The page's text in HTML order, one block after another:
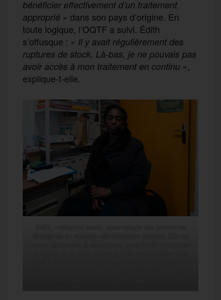
bénéficier effectivement d’un traitement
approprié » dans son pays d’origine. En
toute logique, l’OQTF a suivi. Édith
s’offusque : « Il y avait régulièrement des
ruptures de stock. Là-bas, je ne pouvais pas
avoir accès à mon traitement en continu »,
explique-t-elle.
délai de 30 jours n’étant pas encore dépassé. Paris, le
19 décembre 2024. Crédits : Valentina Camu